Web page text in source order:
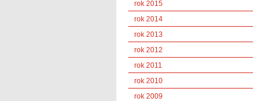
rok 2015
rok 2014
rok 2013
rok 2012
rok 2011
rok 2010
rok 2009